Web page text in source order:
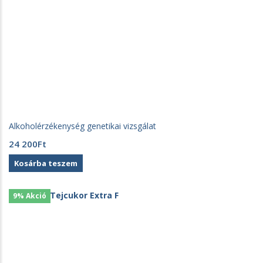
Alkoholérzékenység genetikai vizsgálat
24 200Ft
Kosárba teszem
9% Akció